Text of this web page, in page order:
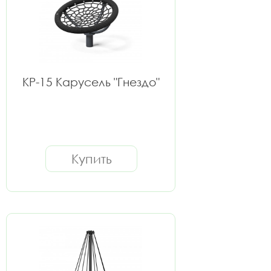
КР-15 Карусель "Гнездо"
Купить